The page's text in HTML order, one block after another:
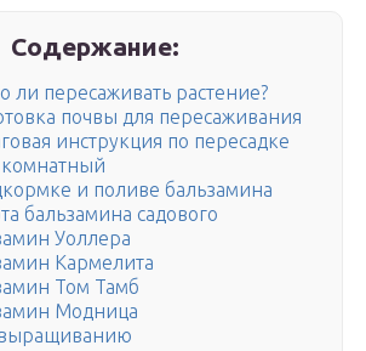
Содержание:
ли пересаживать растение?
почвы для пересаживания
инструкция по пересадке
и поливе бальзамина
бальзамина садового
Уоллера
Кармелита
Том Тамб
Модница